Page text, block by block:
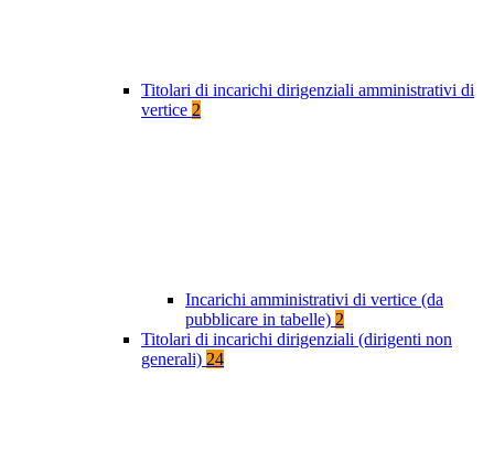
Titolari di incarichi dirigenziali amministrativi di
vertice 2
Incarichi amministrativi di vertice (da
pubblicare in tabelle) 2
Titolari di incarichi dirigenziali (dirigenti non
generali) 24